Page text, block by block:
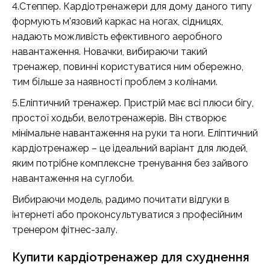
4.Степпер. Кардіотренажери для дому даного типу
формують м'язовий каркас на ногах, сідницях,
надають можливість ефективного аеробного
навантаження. Новачки, вибираючи такий
тренажер, повинні користуватися ним обережно,
тим більше за наявності проблем з колінами.
5.Еліптичний тренажер. Пристрій має всі плюси бігу,
простої ходьби, велотренажерів. Він створює
мінімальне навантаження на руки та ноги. Еліптичний
кардіотренажер – це ідеальний варіант для людей,
яким потрібне комплексне тренування без зайвого
навантаження на суглоби.
Вибираючи модель, радимо почитати відгуки в
інтернеті або проконсультуватися з професійним
тренером фітнес-залу.
Купити кардіотренажер для схуднення